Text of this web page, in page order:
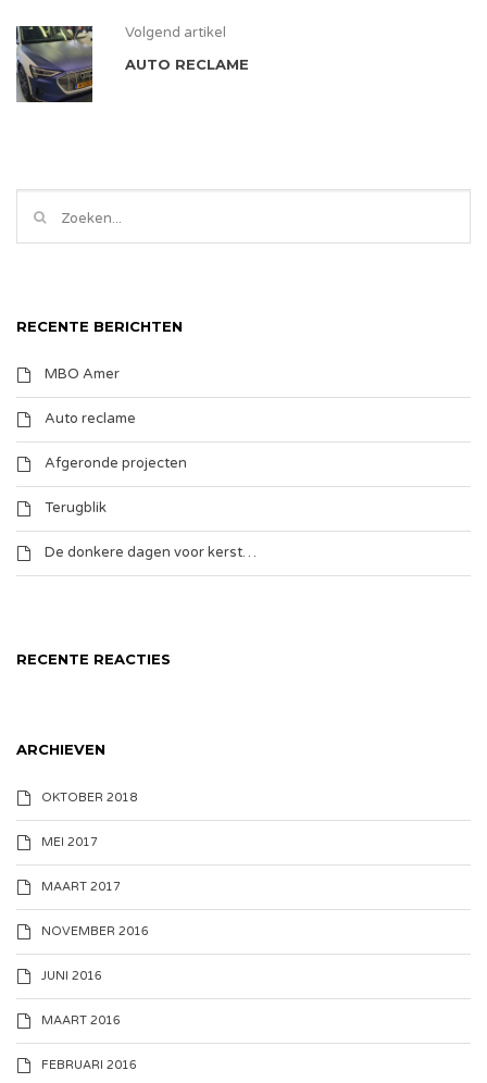
Volgend artikel
AUTO RECLAME
RECENTE BERICHTEN
MBO Amer
Auto reclame
Afgeronde projecten
Terugblik
De donkere dagen voor kerst…
RECENTE REACTIES
ARCHIEVEN
OKTOBER 2018
MEI 2017
MAART 2017
NOVEMBER 2016
JUNI 2016
MAART 2016
FEBRUARI 2016